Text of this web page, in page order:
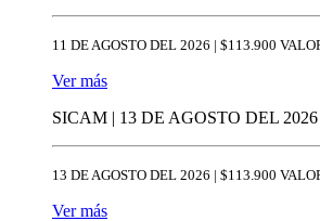
11 DE AGOSTO DEL 2026 | $113.900
Ver más
SICAM | 13 DE AGOSTO DEL
13 DE AGOSTO DEL 2026 | $113.900
Ver más